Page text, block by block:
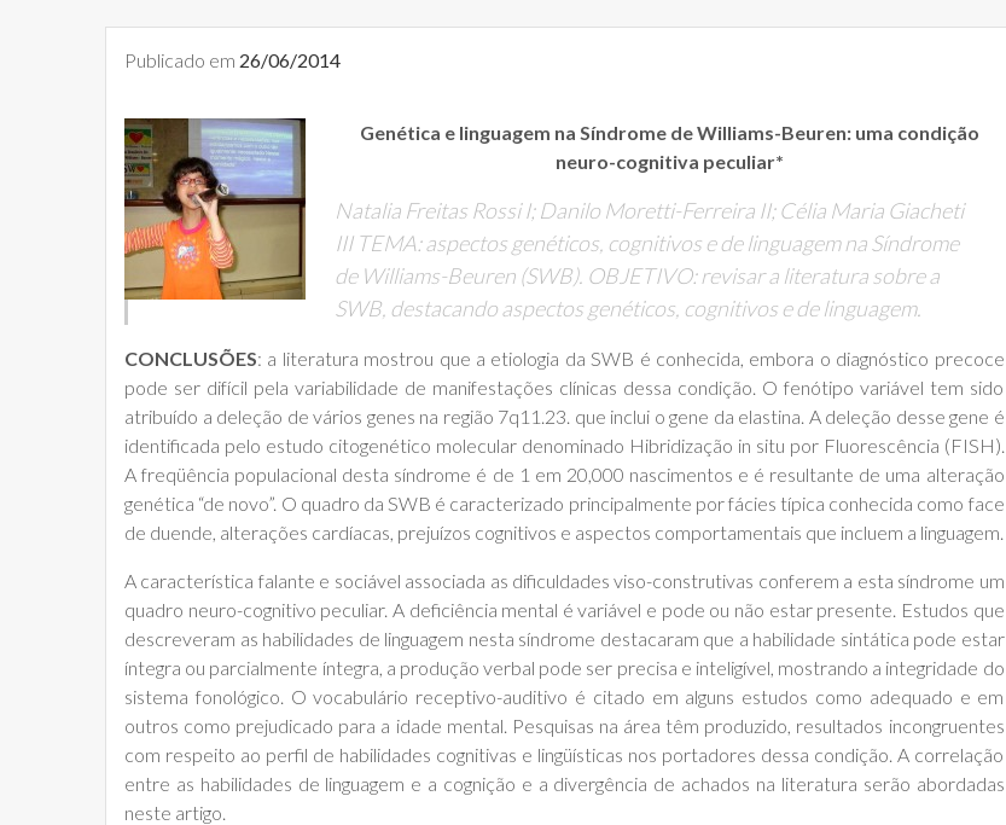
Publicado em 26/06/2014
Genética e linguagem na Síndrome de Williams-Beuren: uma condição
neuro-cognitiva peculiar*
Natalia Freitas Rossi I; Danilo Moretti-Ferreira II; Célia Maria Giacheti
III TEMA: aspectos genéticos, cognitivos e de linguagem na Síndrome
de Williams-Beuren (SWB). OBJETIVO: revisar a literatura sobre a
SWB, destacando aspectos genéticos, cognitivos e de linguagem.
CONCLUSÕES: a literatura mostrou que a etiologia da SWB é conhecida, embora o diagnóstico precoce
pode ser difícil pela variabilidade de manifestações clínicas dessa condição. O fenótipo variável tem sido
atribuído a deleção de vários genes na região 7q11.23. que inclui o gene da elastina. A deleção desse gene é
identificada pelo estudo citogenético molecular denominado Hibridização in situ por Fluorescência (FISH).
A freqüência populacional desta síndrome é de 1 em 20,000 nascimentos e é resultante de uma alteração
genética “de novo”. O quadro da SWB é caracterizado principalmente por fácies típica conhecida como face
de duende, alterações cardíacas, prejuízos cognitivos e aspectos comportamentais que incluem a linguagem.
A característica falante e sociável associada as dificuldades viso-construtivas conferem a esta síndrome um
quadro neuro-cognitivo peculiar. A deficiência mental é variável e pode ou não estar presente. Estudos que
descreveram as habilidades de linguagem nesta síndrome destacaram que a habilidade sintática pode estar
íntegra ou parcialmente íntegra, a produção verbal pode ser precisa e inteligível, mostrando a integridade do
sistema fonológico. O vocabulário receptivo-auditivo é citado em alguns estudos como adequado e em
outros como prejudicado para a idade mental. Pesquisas na área têm produzido, resultados incongruentes
com respeito ao perfil de habilidades cognitivas e lingüísticas nos portadores dessa condição. A correlação
entre as habilidades de linguagem e a cognição e a divergência de achados na literatura serão abordadas
neste artigo.